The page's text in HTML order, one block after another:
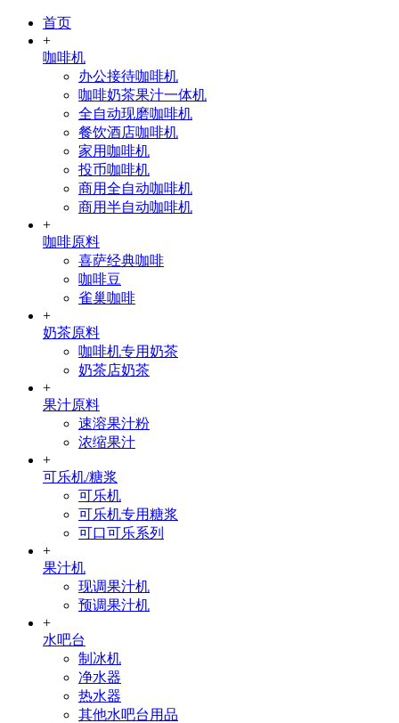
首页
+
咖啡机
办公接待咖啡机
咖啡奶茶果汁一体机
全自动现磨咖啡机
餐饮酒店咖啡机
家用咖啡机
投币咖啡机
商用全自动咖啡机
商用半自动咖啡机
+
咖啡原料
喜萨经典咖啡
咖啡豆
雀巢咖啡
+
奶茶原料
咖啡机专用奶茶
奶茶店奶茶
+
果汁原料
速溶果汁粉
浓缩果汁
+
可乐机/糖浆
可乐机
可乐机专用糖浆
可口可乐系列
+
果汁机
现调果汁机
预调果汁机
+
水吧台
制冰机
净水器
热水器
其他水吧台用品